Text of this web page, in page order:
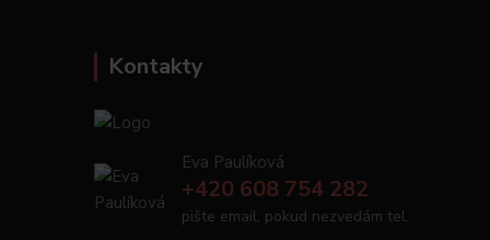
Kontakty
Eva Paulíková
+420 608 754 282
pište email, pokud nezvedám tel.